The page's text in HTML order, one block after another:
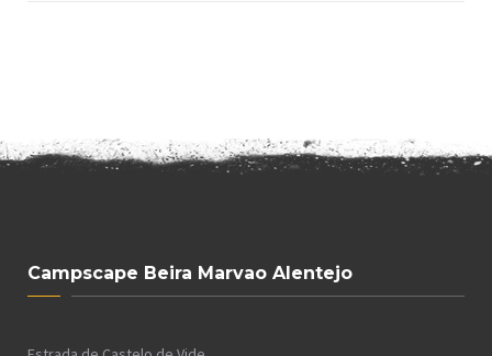
Campscape Beira Marvao Alentejo